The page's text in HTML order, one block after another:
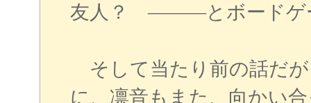
友人？ ―――とボードゲ
そして当たり前の話だ
に、凛音もまた、向かい